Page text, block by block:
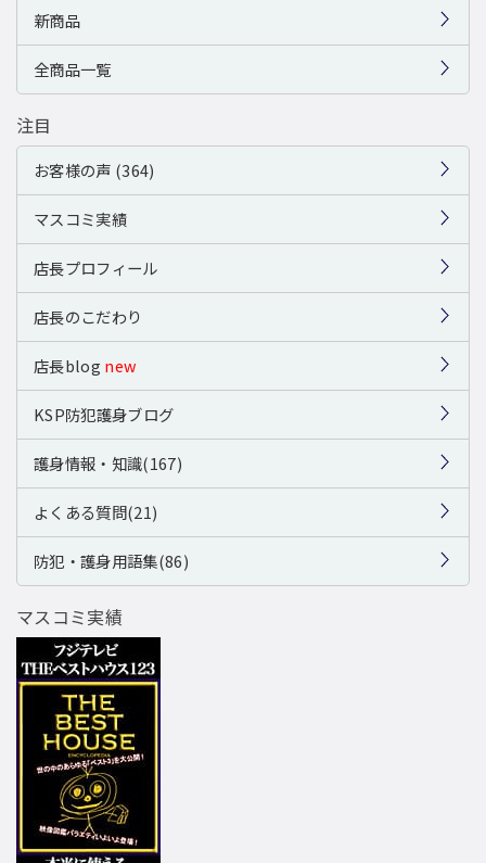
新商品
全商品一覧
注目
お客様の声 (364)
マスコミ実績
店長プロフィール
店長のこだわり
店長blog new
KSP防犯護身ブログ
護身情報・知識(167)
よくある質問(21)
防犯・護身用語集(86)
マスコミ実績